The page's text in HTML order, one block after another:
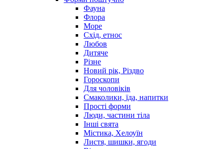
Фауна
Флора
Море
Схід, етнос
Любов
Дитяче
Різне
Новий рік, Різдво
Гороскопи
Для чоловіків
Смаколики, їда, напитки
Прості форми
Люди, частини тіла
Інші свята
Містика, Хелоуїн
Листя, шишки, ягоди